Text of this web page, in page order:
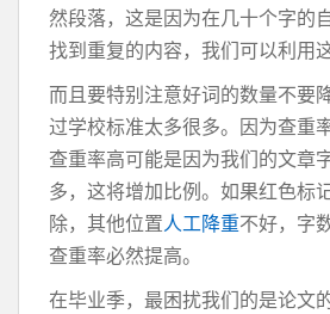
然段落，这是因为在几十个字的
找到重复的内容，我们可以利用
而且要特别注意好词的数量不要
过学校标准太多很多。因为查重
查重率高可能是因为我们的文章
多，这将增加比例。如果红色标
除，其他位置人工降重不好，字
查重率必然提高。
在毕业季，最困扰我们的是论文